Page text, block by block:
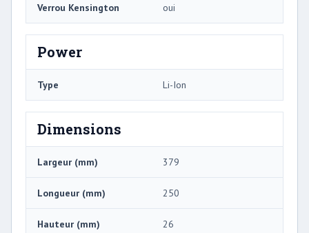
Verrou Kensington oui
Power
Type Li-Ion
Dimensions
Largeur (mm) 379
Longueur (mm) 250
Hauteur (mm) 26